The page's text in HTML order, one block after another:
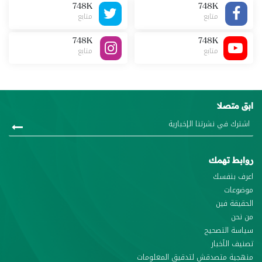
748K
متابع
748K
متابع
748K
متابع
748K
متابع
ابق متصلا
روابط تهمك
اعرف بنفسك
موضوعات
الحقيقة فين
من نحن
سياسة التصحيح
تصنيف الأخبار
منهجية متصدقش لتدقيق المعلومات